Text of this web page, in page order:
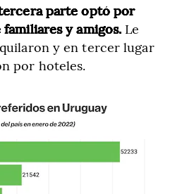
parte optó por
familiares y amigos. Le
y en tercer lugar
por hoteles.